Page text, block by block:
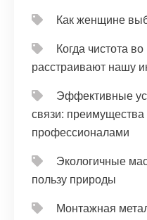
Как женщине
Когда чистота
расстраивают нашу
Эффективные
связи:
профессионалами
Экологичные
пользу природы
Монтажная